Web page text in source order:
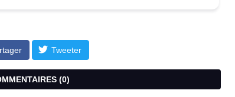
Tweeter
COMMENTAIRES (0)